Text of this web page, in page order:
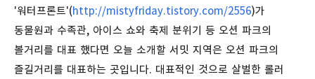
'워터프론트'(http://mistyfriday.tistory.com/2556)가
동물원과 수족관, 아이스 쇼와 축제 분위기 등 오션 파크의
볼거리를 대표 했다면 오늘 소개할 서밋 지역은 오션 파크의
즐길거리를 대표하는 곳입니다. 대표적인 것으로 살벌한 롤러